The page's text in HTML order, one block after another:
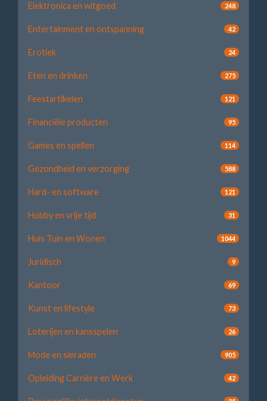
Elektronica en witgoed 248
Entertainment en ontspanning 42
Erotiek 24
Eten en drinken 275
Feestartikelen 121
Financiële producten 95
Games en spellen 114
Gezondheid en verzorging 588
Hard- en software 121
Hobby en vrije tijd 31
Huis Tuin en Wonen 1044
Juridisch 9
Kantoor 69
Kunst en lifestyle 73
Loterijen en kansspelen 26
Mode en sieraden 905
Opleiding Carrière en Werk 42